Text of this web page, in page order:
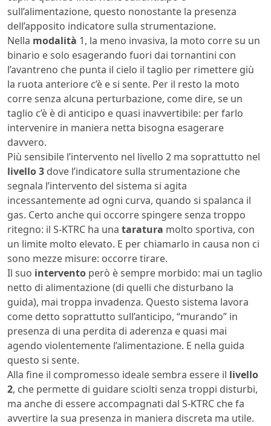
sull’alimentazione, questo nonostante la presenza
dell’apposito indicatore sulla strumentazione.
Nella modalità 1, la meno invasiva, la moto corre su un
binario e solo esagerando fuori dai tornantini con
l’avantreno che punta il cielo il taglio per rimettere giù
la ruota anteriore c’è e si sente. Per il resto la moto
corre senza alcuna perturbazione, come dire, se un
taglio c’è è di anticipo e quasi inavvertibile: per farlo
intervenire in maniera netta bisogna esagerare
davvero.
Più sensibile l’intervento nel livello 2 ma soprattutto nel
livello 3 dove l’indicatore sulla strumentazione che
segnala l’intervento del sistema si agita
incessantemente ad ogni curva, quando si spalanca il
gas. Certo anche qui occorre spingere senza troppo
ritegno: il S-KTRC ha una taratura molto sportiva, con
un limite molto elevato. E per chiamarlo in causa non ci
sono mezze misure: occorre tirare.
Il suo intervento però è sempre morbido: mai un taglio
netto di alimentazione (di quelli che disturbano la
guida), mai troppa invadenza. Questo sistema lavora
come detto soprattutto sull’anticipo, “murando” in
presenza di una perdita di aderenza e quasi mai
agendo violentemente l’alimentazione. E nella guida
questo si sente.
Alla fine il compromesso ideale sembra essere il livello
2, che permette di guidare sciolti senza troppi disturbi,
ma anche di essere accompagnati dal S-KTRC che fa
avvertire la sua presenza in maniera discreta ma utile.